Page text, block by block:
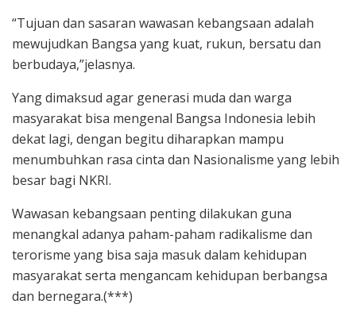
“Tujuan dan sasaran wawasan kebangsaan adalah
mewujudkan Bangsa yang kuat, rukun, bersatu dan
berbudaya,”jelasnya.
Yang dimaksud agar generasi muda dan warga
masyarakat bisa mengenal Bangsa Indonesia lebih
dekat lagi, dengan begitu diharapkan mampu
menumbuhkan rasa cinta dan Nasionalisme yang lebih
besar bagi NKRI.
Wawasan kebangsaan penting dilakukan guna
menangkal adanya paham-paham radikalisme dan
terorisme yang bisa saja masuk dalam kehidupan
masyarakat serta mengancam kehidupan berbangsa
dan bernegara.(***)